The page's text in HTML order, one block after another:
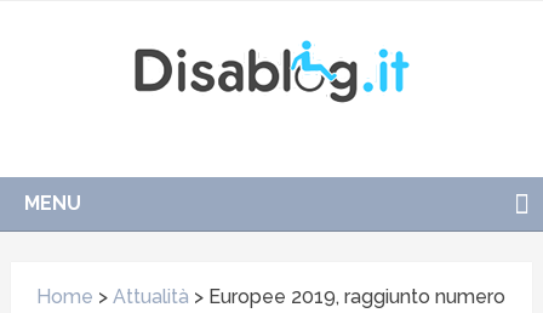
MENU
Home >Attualità > Europee 2019, raggiunto numero